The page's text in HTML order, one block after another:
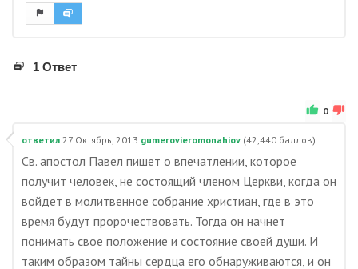
1 Ответ
0
ответил 27 Октябрь, 2013 gumerovieromonahiov (42,440 баллов)
Св. апостол Павел пишет о впечатлении, которое
получит человек, не состоящий членом Церкви, когда он
войдет в молитвенное собрание христиан, где в это
время будут пророчествовать. Тогда он начнет
понимать свое положение и состояние своей души. И
таким образом тайны сердца его обнаруживаются, и он